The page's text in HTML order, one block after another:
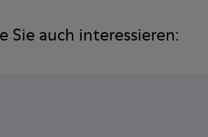
Sie auch interessieren: